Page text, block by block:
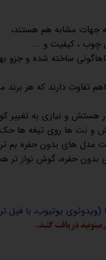
جهات مشابه هم هستند،
چوب ، کیفیت و ....
ساخته شده و جزو
تفاوت دارند که هر برند
و نیازی به تغییر
و نت ها روی تیغه ها
مدل های بدون حفره بم
حفره، گوش نواز
(ویدوئوی یوتیوب، با
میتونید دریافت کنید.